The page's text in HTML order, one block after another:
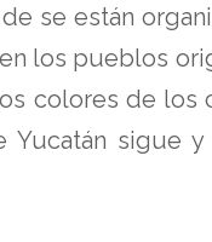
se están
los pueblos
colores de
sigue